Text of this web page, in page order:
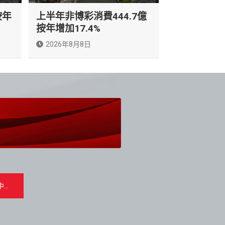
上半年非博彩消費444.7億
按年增加17.4%
2026年8月8日